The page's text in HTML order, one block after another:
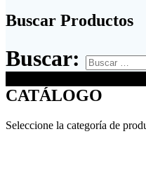
Buscar Productos
Buscar:
CATÁLOGO
Seleccione la categoría de